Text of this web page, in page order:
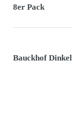
8er Pack
Bauckhof